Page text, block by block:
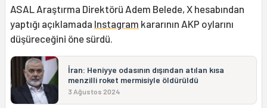
ASAL Araştırma Direktörü Adem Belede, X hesabından
yaptığı açıklamada Instagram kararının AKP oylarını
düşüreceğini öne sürdü.
İran: Heniyye odasının dışından atılan kısa
menzilli roket mermisiyle öldürüldü
3 Ağustos 2024